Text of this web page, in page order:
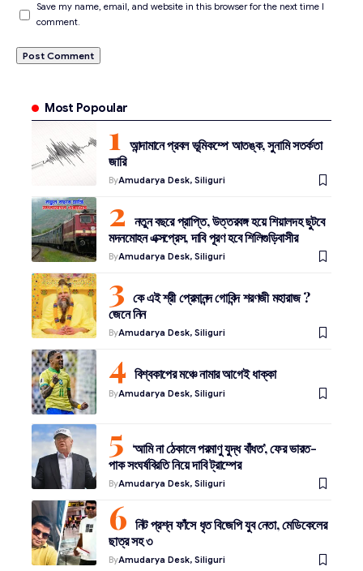
Save my name, email, and website in this browser for the next time I
comment.
Most Popoular
আন্দামানে প্রবল ভূমিকম্পে আতঙ্ক, সুনামি সতর্কতা
জারি
ByAmudarya Desk, Siliguri
নতুন বছরে প্রাপ্তি, উত্তরবঙ্গ হয়ে শিয়ালদহ ছুটবে
মদনমোহন এক্সপ্রেস, দাবি পূরণ হবে শিলিগুড়িবাসীর
ByAmudarya Desk, Siliguri
কে এই শ্রী প্রেমানন্দ গোবিন্দ শরণজী মহারাজ ?
জেনে নিন
ByAmudarya Desk, Siliguri
বিশ্বকাপের মঞ্চে নামার আগেই ধাক্কা
ByAmudarya Desk, Siliguri
‘আমি না ঠেকালে পরমাণু যুদ্ধ বাঁধত’, ফের ভারত-
পাক সংঘর্ষবিরতি নিয়ে দাবি ট্রাম্পের
ByAmudarya Desk, Siliguri
নিট প্রশ্ন ফাঁসে ধৃত বিজেপি যুব নেতা, মেডিকেলের
ছাত্র সহ ৩
ByAmudarya Desk, Siliguri